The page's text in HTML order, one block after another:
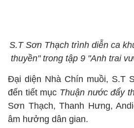
S.T Sơn Thạch trình diễn ca
thuyền" trong tập 9 "Anh trai
Đại diện Nhà Chín muồi, S.T
đến tiết mục Thuận nước đẩy
Sơn Thạch, Thanh Hưng,
âm hưởng dân gian.